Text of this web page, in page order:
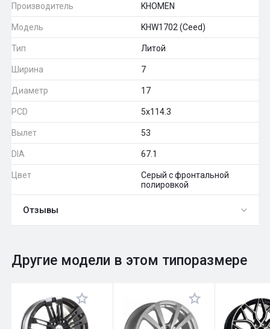
Производитель KHOMEN
Модель KHW1702 (Ceed)
Тип Литой
Ширина 7
Диаметр 17
PCD 5x114.3
Вылет 53
DIA 67.1
Цвет
Серый с фронтальной
полировкой
Отзывы
Оставить отзыв
Общий рейтинг 0
Другие модели в этом типоразмере